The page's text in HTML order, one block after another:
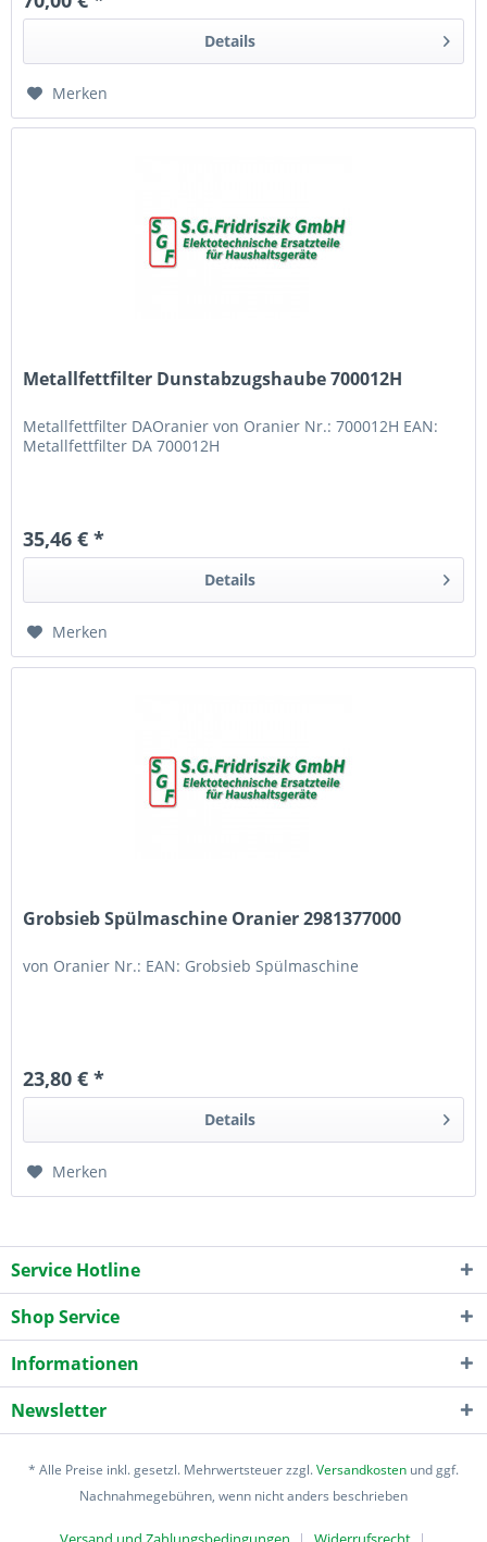
Details
Merken
Metallfettfilter Dunstabzugshaube 700012H
Metallfettfilter DAOranier von Oranier Nr.: 700012H EAN:
Metallfettfilter DA 700012H
35,46 € *
Details
Merken
Grobsieb Spülmaschine Oranier 2981377000
von Oranier Nr.: EAN: Grobsieb Spülmaschine
23,80 € *
Details
Merken
Service Hotline
Shop Service
Informationen
Newsletter
* Alle Preise inkl. gesetzl. Mehrwertsteuer zzgl.Versandkosten und ggf.
Nachnahmegebühren, wenn nicht anders beschrieben